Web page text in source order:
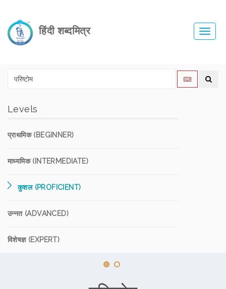
हिंदी शब्दमित्र
Levels
प्राथमिक (BEGINNER)
माध्यमिक (INTERMEDIATE)
कुशल (PROFICIENT)
उन्नत (ADVANCED)
विशेषज्ञ (EXPERT)